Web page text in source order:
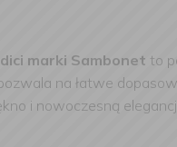
marki Sambonet to
na łatwe
i nowoczesną